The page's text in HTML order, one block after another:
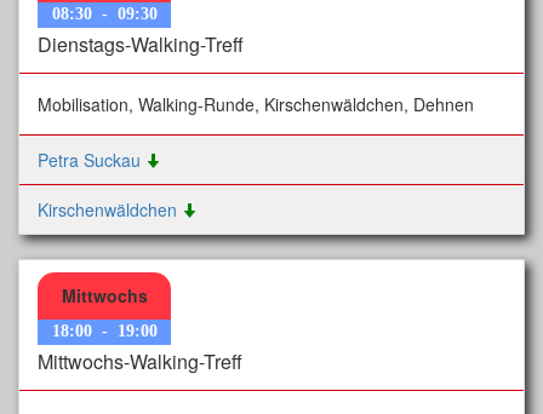
08:30 - 09:30
Dienstags-Walking-Treff
Mobilisation, Walking-Runde, Kirschenwäldchen, Dehnen
Petra Suckau
Kirschenwäldchen
Mittwochs
18:00 - 19:00
Mittwochs-Walking-Treff